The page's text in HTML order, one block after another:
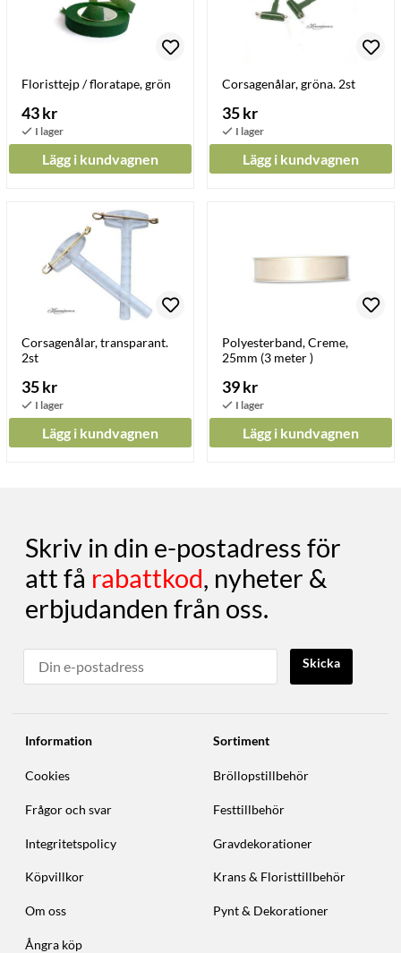
Floristtejp / floratape, grön
43 kr
Lägg i kundvagnen
Corsagenålar, gröna. 2st
35 kr
Lägg i kundvagnen
Corsagenålar, transparant.
2st
35 kr
Lägg i kundvagnen
Polyesterband, Creme,
25mm (3 meter )
39 kr
Lägg i kundvagnen
Skriv in din e-postadress för
att få rabattkod, nyheter &
erbjudanden från oss.
Skicka
Information
Cookies
Frågor och svar
Integritetspolicy
Köpvillkor
Om oss
Ångra köp
Sortiment
Bröllopstillbehör
Festtillbehör
Gravdekorationer
Krans & Floristtillbehör
Pynt & Dekorationer